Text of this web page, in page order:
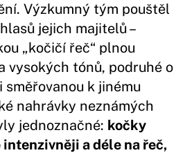
Výzkumný tým pouštěl
jejich majitelů –
„kočičí řeč“ plnou
vysokých tónů, podruhé o
směřovanou k jinému
nahrávky neznámých
jednoznačné: kočky
a déle na řeč,